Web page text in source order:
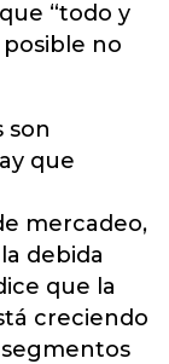
“todo y
no
son
que
mercadeo,
debida
que la
creciendo